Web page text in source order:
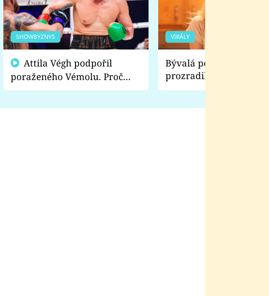
SHOWBYZNYS
poraženého Vémolu. Proč
chce raději zápasit s ním než
VIRÁLY
Bývalá pornoherečka
prozradila, co ji
natáčení Euforie.